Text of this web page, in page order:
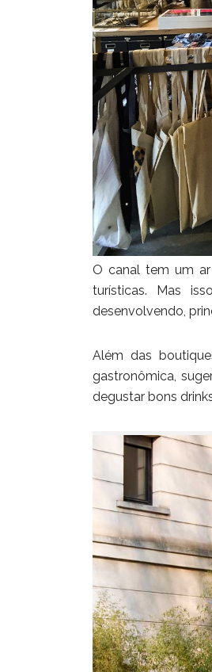
O canal tem um ar
turísticas. Mas
desenvolvendo,
Além das
gastronômica,
degustar bons